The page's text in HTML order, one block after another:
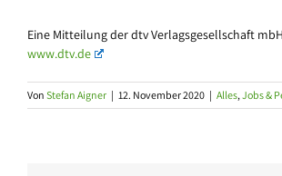
Eine Mitteilung der dtv Verlagsgesellschaft mbH
www.dtv.de
Von Stefan Aigner | 12. November 2020 | Alles, Jobs &